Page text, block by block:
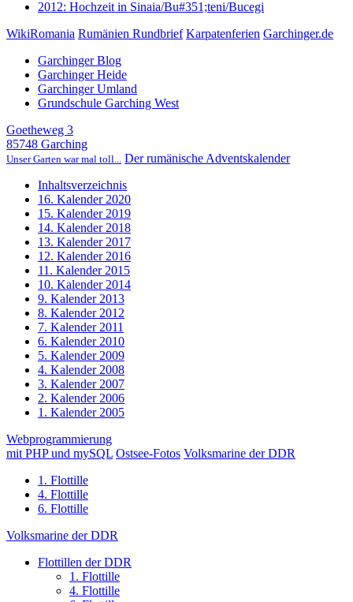
2012: Hochzeit in Sinaia/Bu#351;teni/Bucegi
WikiRomania Rumänien Rundbrief Karpatenferien Garchinger.de
Garchinger Blog
Garchinger Heide
Garchinger Umland
Grundschule Garching West
Goetheweg 3
85748 Garching
Unser Garten war mal toll... Der rumänische Adventskalender
Inhaltsverzeichnis
16. Kalender 2020
15. Kalender 2019
14. Kalender 2018
13. Kalender 2017
12. Kalender 2016
11. Kalender 2015
10. Kalender 2014
9. Kalender 2013
8. Kalender 2012
7. Kalender 2011
6. Kalender 2010
5. Kalender 2009
4. Kalender 2008
3. Kalender 2007
2. Kalender 2006
1. Kalender 2005
Webprogrammierung
mit PHP und mySQL Ostsee-Fotos Volksmarine der DDR
1. Flottille
4. Flottille
6. Flottille
Volksmarine der DDR
Flottillen der DDR
1. Flottille
4. Flottille